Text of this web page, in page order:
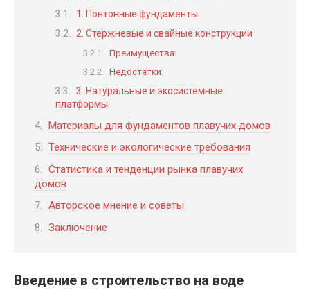
1. Понтонные фундаменты
2. Стержневые и свайные конструкции
Преимущества:
Недостатки:
3. Натуральные и экосистемные
платформы
Материалы для фундаментов плавучих домов
Технические и экологические требования
Статистика и тенденции рынка плавучих
домов
Авторское мнение и советы
Заключение
Введение в строительство на воде